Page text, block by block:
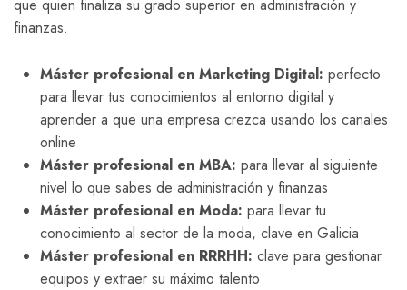
que quien finaliza su grado superior en administración y
finanzas.
Máster profesional en Marketing Digital: perfecto
para llevar tus conocimientos al entorno digital y
aprender a que una empresa crezca usando los canales
online
Máster profesional en MBA: para llevar al siguiente
nivel lo que sabes de administración y finanzas
Máster profesional en Moda: para llevar tu
conocimiento al sector de la moda, clave en Galicia
Máster profesional en RRRHH: clave para gestionar
equipos y extraer su máximo talento